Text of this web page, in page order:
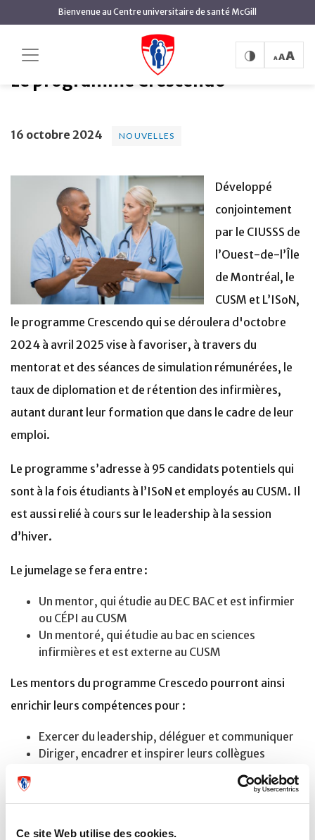
Ce site Web utilise des cookies.
principal
Bienvenue au Centre universitaire de santé McGill
Nouvelles
Le programme Crescendo
16 octobre 2024 NOUVELLES
Développé
conjointement
par le CIUSSS de
l’Ouest-de-l’Île
de Montréal, le
CUSM et L’ISoN,
le programme Crescendo qui se déroulera d'octobre
2024 à avril 2025 vise à favoriser, à travers du
mentorat et des séances de simulation rémunérées, le
taux de diplomation et de rétention des infirmières,
autant durant leur formation que dans le cadre de leur
emploi.
Le programme s’adresse à 95 candidats potentiels qui
sont à la fois étudiants à l’ISoN et employés au CUSM. Il
est aussi relié à cours sur le leadership à la session
d’hiver.
Le jumelage se fera entre :
Un mentor, qui étudie au DEC BAC et est infirmier
ou CÉPI au CUSM
Un mentoré, qui étudie au bac en sciences
infirmières et est externe au CUSM
Les mentors du programme Crescedo pourront ainsi
enrichir leurs compétences pour :
Exercer du leadership, déléguer et communiquer
Diriger, encadrer et inspirer leurs collègues
Quant aux mentorés, ils développeront leurs